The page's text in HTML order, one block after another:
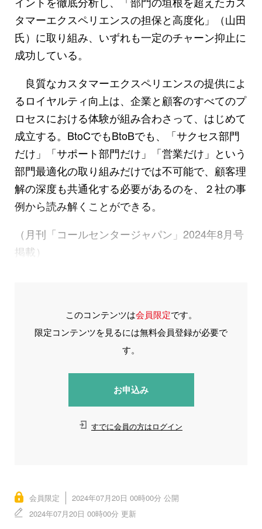
タマーエクスペリエンスの担保と高度化」（山田
氏）に取り組み、いずれも一定のチャーン抑止に
成功している。
良質なカスタマーエクスペリエンスの提供によ
るロイヤルティ向上は、企業と顧客のすべてのプ
ロセスにおける体験が組み合わさって、はじめて
成立する。BtoCでもBtoBでも、「サクセス部門
だけ」「サポート部門だけ」「営業だけ」という
部門最適化の取り組みだけでは不可能で、顧客理
解の深度も共通化する必要があるのを、２社の事
例から読み解くことができる。
（月刊「コールセンタージャパン」2024年8月号
掲載）
このコンテンツは会員限定です。
限定コンテンツを見るには無料会員登録が必要で
す。
お申込み
すでに会員の方はログイン
会員限定
2024年07月20日 00時00分 公開
2024年07月20日 00時00分 更新